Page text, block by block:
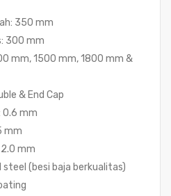
350 mm
300 mm
mm, 1500 mm, 1800 mm &
& End Cap
0.6 mm
mm
2.0 mm
steel (besi baja berkualitas)